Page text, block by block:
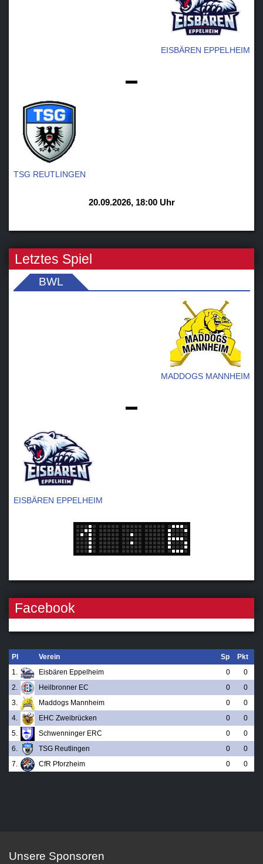
EISBÄREN EPPELHEIM
-
TSG REUTLINGEN
20.09.2026, 18:00 Uhr
Letztes Spiel
BWL
MADDOGS MANNHEIM
-
EISBÄREN EPPELHEIM
Facebook
Pl Verein Sp
Pkt
1.
Eisbären Eppelheim 0
0
2.
Heilbronner EC 0
0
3.
Maddogs Mannheim 0
0
4.
EHC Zweibrücken 0
0
5.
Schwenninger ERC 0
0
6.
TSG Reutlingen 0
0
7.
CfR Pforzheim 0 0
Unsere Sponsoren